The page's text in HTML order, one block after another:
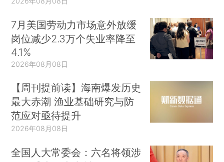
7月美国劳动力市场意外放缓
岗位减少2.3万个失业率降至
4.1%
2026年08月08日
【周刊提前读】海南爆发历史
最大赤潮 渔业基础研究与防
范应对亟待提升
2026年08月08日
全国人大常委会：六名将领涉